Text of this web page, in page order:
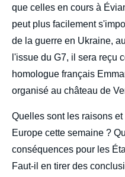
que celles en cours à
peut plus facilement
de la guerre en Ukraine,
l'issue du G7, il sera reçu
homologue français
organisé au château de
Quelles sont les raisons
Europe cette semaine ?
conséquences pour les
Faut-il en tirer des